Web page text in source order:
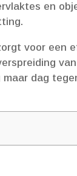
en
voor een
dag